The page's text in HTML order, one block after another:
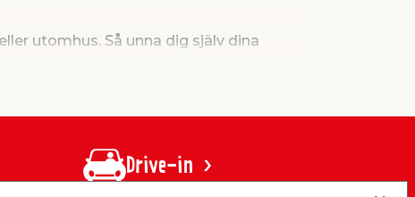
utomhus. Så unna dig själv dina
Drive-in